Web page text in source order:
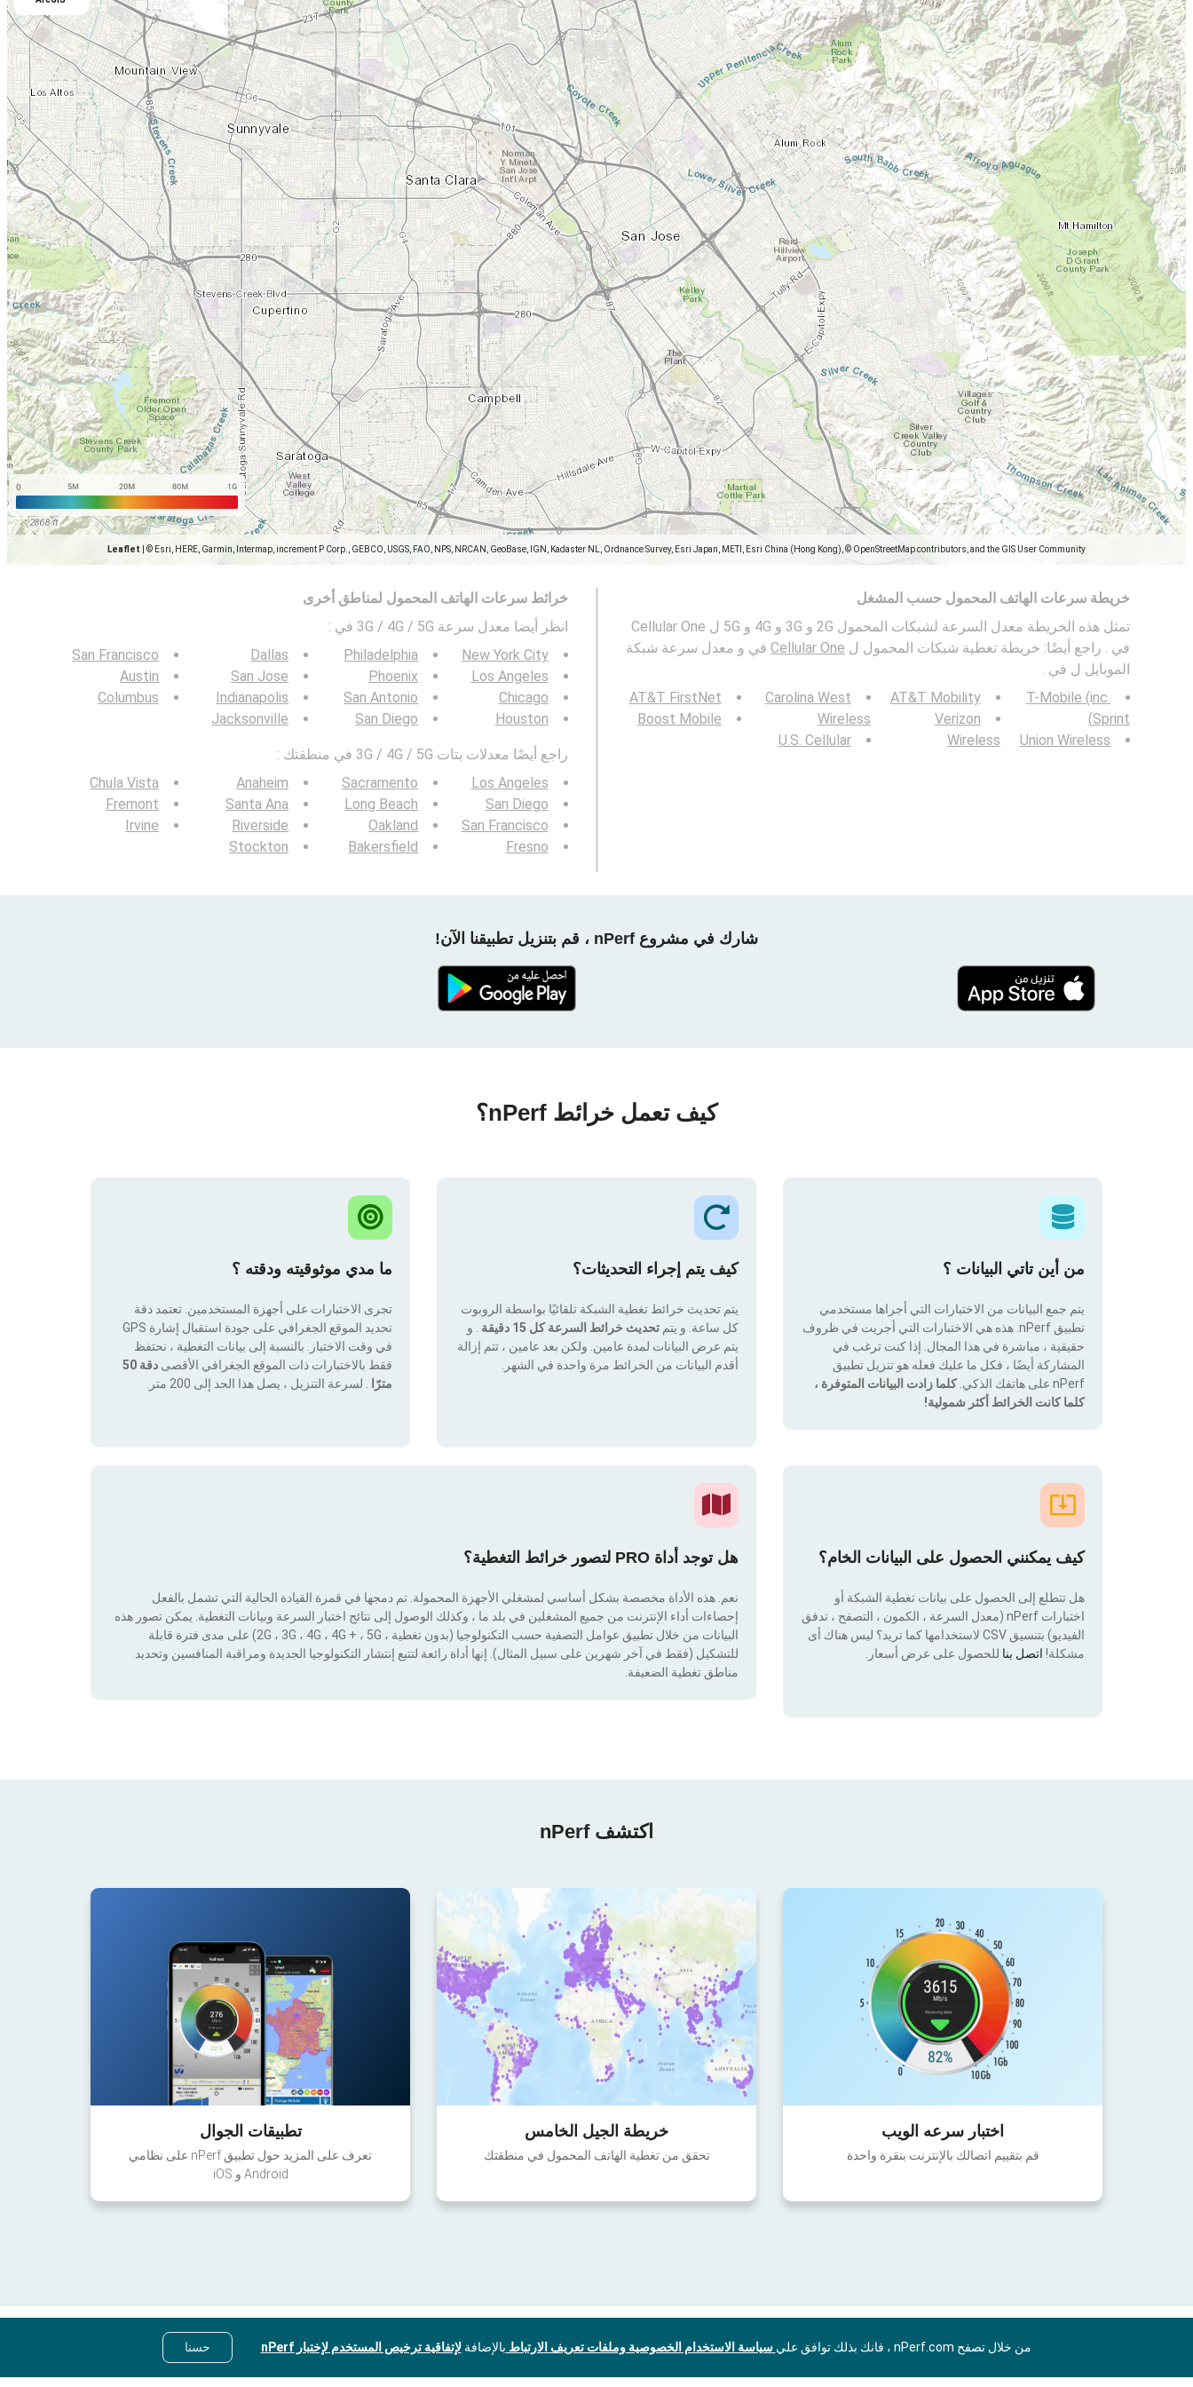
Leaflet © Esri, HERE, Garmin, Intermap, increment P Corp., GEBCO, USGS, FAO, NPS, NRCAN, GeoBase, IGN, Kadaster NL, Ordnance Survey, Esri Japan, METI, Esri China (Hong Kong), © OpenStreetMap contributors, and the GIS User Community
خريطة سرعات الهاتف المحمول حسب المشغل
تمثل هذه الخريطة معدل السرعة لشبكات المحمول 2G و 3G و 4G و 5G ل Cellular One
في . راجع أيضًا: خريطة تغطية شبكات المحمول ل Cellular One في و معدل سرعة شبكة
الموبايل ل في .
T-Mobile (inc.
Sprint)
Union Wireless
AT&T Mobility
Verizon
Wireless
Carolina West
Wireless
U.S. Cellular
AT&T FirstNet
Boost Mobile
خرائط سرعات الهاتف المحمول لمناطق أخرى
انظر أيضا معدل سرعة 3G / 4G / 5G في
:
New York City
Los Angeles
Chicago
Houston
Philadelphia
Phoenix
San Antonio
San Diego
Dallas
San Jose
Indianapolis
Jacksonville
San Francisco
Austin
Columbus
راجع أيضًا معدلات بتات 3G / 4G / 5G في منطقتك :
Los Angeles
San Diego
San Francisco
Fresno
Sacramento
Long Beach
Oakland
Bakersfield
Anaheim
Santa Ana
Riverside
Stockton
Chula Vista
Fremont
Irvine
شارك في مشروع nPerf ، قم بتنزيل تطبيقنا الآن!
كيف تعمل خرائط nPerf؟
من أين تاتي البيانات ؟
يتم جمع البيانات من الاختبارات التي أجراها مستخدمي
تطبيق nPerf. هذه هي الاختبارات التي أجريت في ظروف
حقيقية ، مباشرة في هذا المجال. إذا كنت ترغب في
المشاركة أيضًا ، فكل ما عليك فعله هو تنزيل تطبيق
nPerf على هاتفك الذكي.
كلما زادت البيانات المتوفرة ،
كلما كانت الخرائط أكثر شمولية!
كيف يتم إجراء التحديثات؟
يتم تحديث خرائط تغطية الشبكة تلقائيًا بواسطة الروبوت
كل ساعة. و يتم تحديث خرائط السرعة كل 15 دقيقة
. و
يتم عرض البيانات لمدة عامين. ولكن بعد عامين ، تتم إزالة
أقدم البيانات من الخرائط مرة واحدة في الشهر.
ما مدي موثوقيته ودقته ؟
تجرى الاختبارات على أجهزة المستخدمين. تعتمد دقة
تحديد الموقع الجغرافي على جودة استقبال إشارة GPS
في وقت الاختبار. بالنسبة إلى بيانات التغطية ، نحتفظ
فقط بالاختبارات ذات الموقع الجغرافي الأقصى
دقة 50
مترًا
. لسرعة التنزيل ، يصل هذا الحد إلى 200 متر.
كيف يمكنني الحصول على البيانات الخام؟
هل تتطلع إلى الحصول على بيانات تغطية الشبكة أو
اختبارات nPerf (معدل السرعة ، الكمون ، التصفح ، تدفق
الفيديو) بتنسيق CSV لاستخدامها كما تريد؟ ليس هناك أى
مشكلة! اتصل بنا للحصول على عرض أسعار.
هل توجد أداة PRO لتصور خرائط التغطية؟
نعم. هذه الأداة مخصصة بشكل أساسي لمشغلي الأجهزة المحمولة. تم دمجها في قمرة القيادة الحالية التي تشمل بالفعل
إحصاءات أداء الإنترنت من جميع المشغلين في بلد ما ، وكذلك الوصول إلى نتائج اختبار السرعة وبيانات التغطية. يمكن تصور هذه
البيانات من خلال تطبيق عوامل التصفية حسب التكنولوجيا (بدون تغطية ، 2G ، 3G ، 4G ، 4G + ، 5G) على مدى فترة قابلة
للتشكيل (فقط في آخر شهرين على سبيل المثال). إنها أداة رائعة لتتبع إنتشار التكنولوجيا الجديدة ومراقبة المنافسين وتحديد
مناطق تغطية الضعيفة.
اكتشف nPerf
اختبار سرعه الويب
قم بتقييم اتصالك بالإنترنت بنقرة واحدة
خريطة الجيل الخامس
تحقق من تغطية الهاتف المحمول في منطقتك
تطبيقات الجوال
تعرف على المزيد حول تطبيق nPerf على نظامي
Android و iOS
من خلال تصفح nPerf.com ، فانك بذلك توافق علي سياسة الاستخدام الخصوصية وملفات تعريف الارتباط بالإضافةلإتفاقية ترخيص المستخدم لإختبار nPerf حسنا